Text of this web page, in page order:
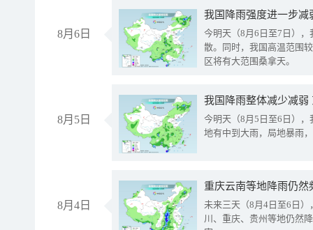
8月6日
今明天（8月6日至7日）
散。同时，我国高温范围
区将有大范围桑拿天。
8月5日
我国降雨整体减少减弱
今明天（8月5日至6日）
地有中到大雨，局地暴雨
8月4日
重庆云南等地降雨仍然
未来三天（8月4日至6日
川、重庆、贵州等地仍然